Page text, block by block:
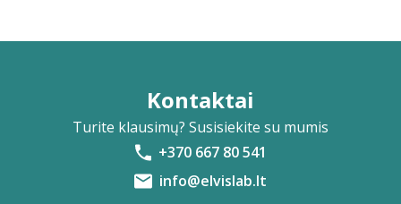
Kontaktai
Turite klausimų? Susisiekite su mumis
+370 667 80 541
info@elvislab.lt